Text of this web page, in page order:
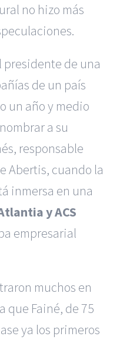
no hizo más
presidente de una
de un país
un año y medio
a su
responsable
Abertis, cuando la
inmersa en una
y ACS
empresarial
muchos en
que Fainé, de 75
ya los primeros